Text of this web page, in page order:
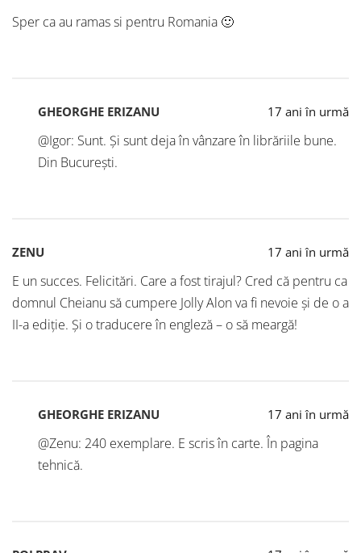
Sper ca au ramas si pentru Romania 🙂
GHEORGHE ERIZANU 17 ani în urmă
@Igor: Sunt. Și sunt deja în vânzare în librăriile bune.
Din București.
ZENU 17 ani în urmă
E un succes. Felicitări. Care a fost tirajul? Cred că pentru ca
domnul Cheianu să cumpere Jolly Alon va fi nevoie şi de o a
II-a ediţie. Şi o traducere în engleză – o să meargă!
GHEORGHE ERIZANU 17 ani în urmă
@Zenu: 240 exemplare. E scris în carte. În pagina
tehnică.